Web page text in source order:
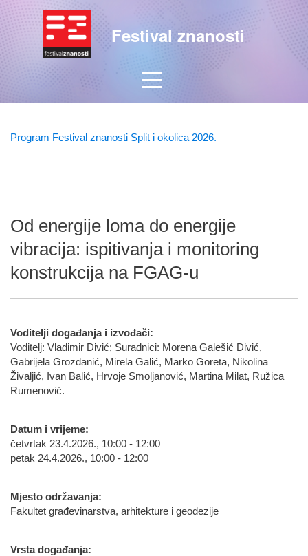
Festival znanosti
Program Festival znanosti Split i okolica 2026.
Od energije loma do energije
vibracija: ispitivanja i monitoring
konstrukcija na FGAG-u
Voditelji događanja i izvođači:
Voditelj: Vladimir Divić; Suradnici: Morena Galešić Divić,
Gabrijela Grozdanić, Mirela Galić, Marko Goreta, Nikolina
Živaljić, Ivan Balić, Hrvoje Smoljanović, Martina Milat, Ružica
Rumenović.
Datum i vrijeme:
četvrtak 23.4.2026., 10:00 - 12:00
petak 24.4.2026., 10:00 - 12:00
Mjesto održavanja:
Fakultet građevinarstva, arhitekture i geodezije
Vrsta događanja: